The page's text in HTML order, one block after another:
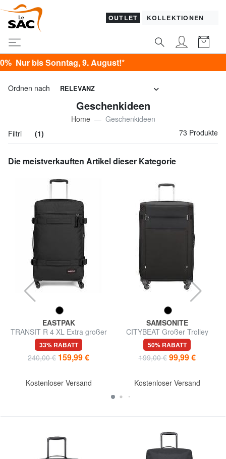
OUTLET KOLLEKTIONEN
Ordnen nach RELEVANZ
Geschenkideen
Home
Geschenkideen
Filtri
(1) 73 Produkte
Die meistverkauften Artikel dieser Kategorie
EASTPAK
TRANSIT R 4 XL Extra großer
Trolley
33% RABATT
240,00 € 159,99 €
Kostenloser Versand
SAMSONITE
CITYBEAT Großer Trolley
50% RABATT
199,00 € 99,99 €
Kostenloser Versand